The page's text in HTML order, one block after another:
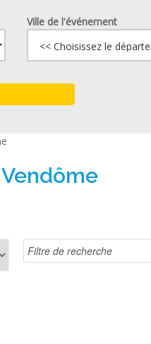
Ville de l'événement